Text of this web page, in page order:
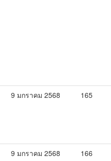
9 มกราคม 2568 165
9 มกราคม 2568 166